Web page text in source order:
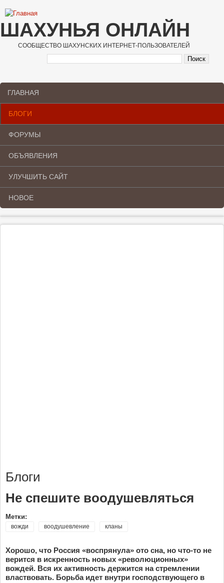
Перейти к основному содержанию
ШАХУНЬЯ ОНЛАЙН
СООБЩЕСТВО ШАХУНСКИХ ИНТЕРНЕТ-ПОЛЬЗОВАТЕЛЕЙ
Main menu
ГЛАВНАЯ
БЛОГИ
ФОРУМЫ
ОБЪЯВЛЕНИЯ
УЛУЧШИТЬ САЙТ
НОВОЕ
Блоги
Не спешите воодушевляться
Метки:
вожди воодушевление кланы
Хорошо, что Россия «воспрянула» ото сна, но что-то не
верится в искренность новых «революционных»
вождей. Вся их активность держится на стремлении
властвовать. Борьба идет внутри господствующего в